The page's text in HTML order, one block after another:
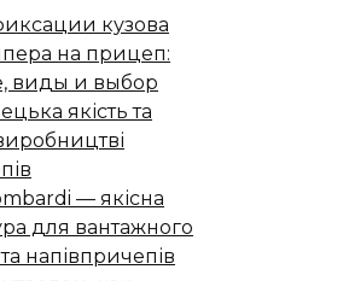
кузова
на прицеп:
виды и выбор
якість та
— якісна
для вантажного
напівпричепів